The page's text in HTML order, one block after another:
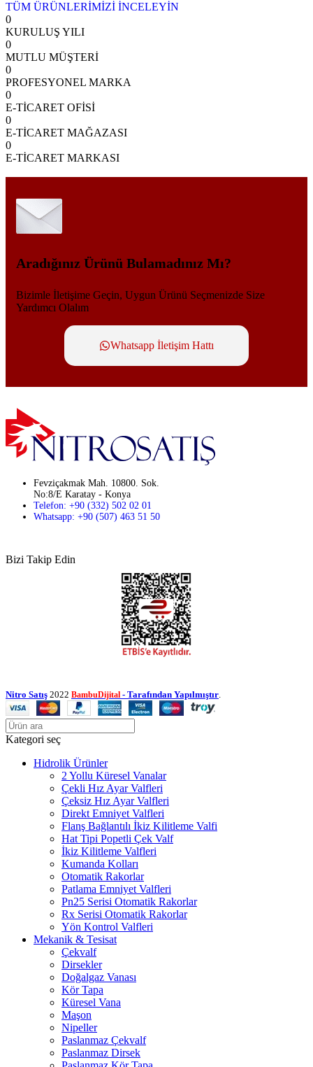
TÜM ÜRÜNLERİMİZİ İNCELEYİN
0
KURULUŞ YILI
0
MUTLU MÜŞTERİ
0
PROFESYONEL MARKA
0
E-TİCARET OFİSİ
0
E-TİCARET MAĞAZASI
0
E-TİCARET MARKASI
Aradığınız Ürünü Bulamadınız Mı?
Bizimle İletişime Geçin, Uygun Ürünü Seçmenizde Size
Yardımcı Olalım
Whatsapp İletişim Hattı
Fevziçakmak Mah. 10800. Sok.
No:8/E Karatay - Konya
Telefon: +90 (332) 502 02 01
Whatsapp: +90 (507) 463 51 50
Bizi Takip Edin
Nitro Satış 2022 BambuDijital - Tarafından Yapılmıştır
Kategori seç
Hidrolik Ürünler
2 Yollu Küresel Vanalar
Çekli Hız Ayar Valfleri
Çeksiz Hız Ayar Valfleri
Direkt Emniyet Valfleri
Flanş Bağlantılı İkiz Kilitleme Valfi
Hat Tipi Popetli Çek Valf
İkiz Kilitleme Valfleri
Kumanda Kolları
Otomatik Rakorlar
Patlama Emniyet Valfleri
Pn25 Serisi Otomatik Rakorlar
Rx Serisi Otomatik Rakorlar
Yön Kontrol Valfleri
Mekanik & Tesisat
Çekvalf
Dirsekler
Doğalgaz Vanası
Kör Tapa
Küresel Vana
Maşon
Nipeller
Paslanmaz Çekvalf
Paslanmaz Dirsek